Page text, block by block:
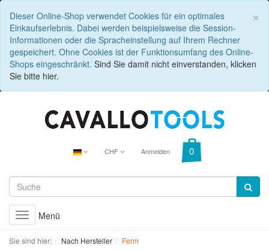
×
Dieser Online-Shop verwendet Cookies für ein optimales
Einkaufserlebnis. Dabei werden beispielsweise die Session-
Informationen oder die Spracheinstellung auf Ihrem Rechner
gespeichert. Ohne Cookies ist der Funktionsumfang des Online-
Shops eingeschränkt. Sind Sie damit nicht einverstanden, klicken
Sie bitte hier.
CHF Anmelden
Toggle
navigation
Menü
Sie sind hier: Nach Hersteller Ferm